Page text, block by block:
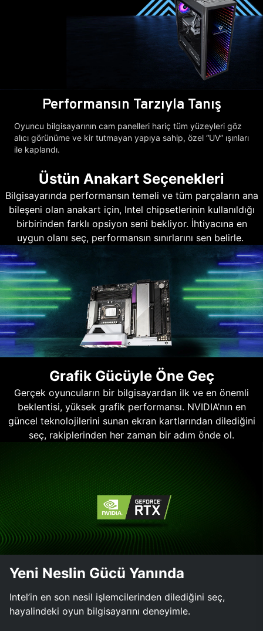
Performansın Tarzıyla Tanış
Oyuncu bilgisayarının cam panelleri hariç tüm yüzeyleri göz
alıcı görünüme ve kir tutmayan yapıya sahip, özel “UV” ışınları
ile kaplandı.
Üstün Anakart Seçenekleri
Bilgisayarında performansın temeli ve tüm parçaların ana
bileşeni olan anakart için, Intel chipsetlerinin kullanıldığı
birbirinden farklı opsiyon seni bekliyor. İhtiyacına en
uygun olanı seç, performansın sınırlarını sen belirle.
Grafik Gücüyle Öne Geç
Gerçek oyuncuların bir bilgisayardan ilk ve en önemli
beklentisi, yüksek grafik performansı. NVIDIA’nın en
güncel teknolojilerini sunan ekran kartlarından dilediğini
seç, rakiplerinden her zaman bir adım önde ol.
Yeni Neslin Gücü Yanında
Intel’in en son nesil işlemcilerinden dilediğini seç,
hayalindeki oyun bilgisayarını deneyimle.